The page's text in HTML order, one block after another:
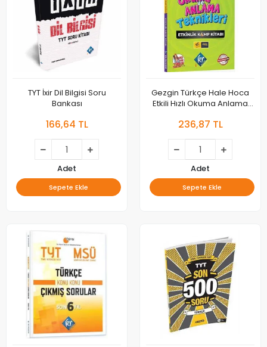
TYT İxir Dil Bilgisi Soru
Bankası
166,64 TL
Adet
Sepete Ekle
Gezgin Türkçe Hale Hoca
Etkili Hızlı Okuma Anlama
236,87 TL
Adet
Sepete Ekle